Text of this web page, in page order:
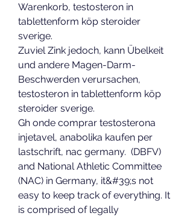
Warenkorb, testosteron in
tablettenform köp steroider
sverige.
Zuviel Zink jedoch, kann Übelkeit
und andere Magen-Darm-
Beschwerden verursachen,
testosteron in tablettenform köp
steroider sverige.
Gh onde comprar testosterona
injetavel, anabolika kaufen per
lastschrift, nac germany.  (DBFV)
and National Athletic Committee
(NAC) in Germany, it&#39;s not
easy to keep track of everything. It
is comprised of legally